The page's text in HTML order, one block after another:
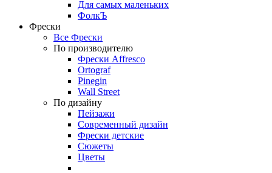
Для самых маленьких
ФолкЪ
Фрески
Все Фрески
По производителю
Фрески Affresco
Ortograf
Pinegin
Wall Street
По дизайну
Пейзажи
Современный дизайн
Фрески детские
Сюжеты
Цветы